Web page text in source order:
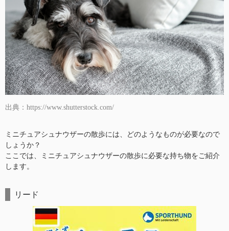
出典：https://www.shutterstock.com/
ミニチュアシュナウザーの散歩には、どのようなものが必要なので
しょうか？
ここでは、ミニチュアシュナウザーの散歩に必要な持ち物をご紹介
します。
リード